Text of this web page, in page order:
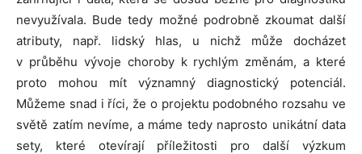
nevyužívala. Bude tedy možné podrobně zkoumat další
atributy, např. lidský hlas, u nichž může docházet
v průběhu vývoje choroby k rychlým změnám, a které
proto mohou mít významný diagnostický potenciál.
Můžeme snad i říci, že o projektu podobného rozsahu ve
světě zatím nevíme, a máme tedy naprosto unikátní data
sety, které otevírají příležitosti pro další výzkum